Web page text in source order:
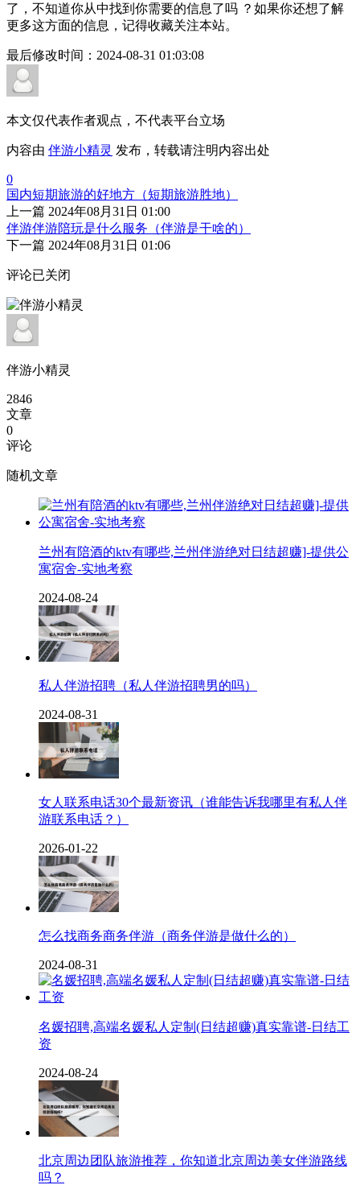
了，不知道你从中找到你需要的信息了吗 ？如果你还想了解
更多这方面的信息，记得收藏关注本站。
最后修改时间： 2024-08-31 01:03:08
本文仅代表作者观点，不代表平台立场
内容由 伴游小精灵 发布，转载请注明内容出处
0
国内短期旅游的好地方（短期旅游胜地）
上一篇 2024年08月31日 01:00
伴游伴游陪玩是什么服务（伴游是干啥的）
下一篇 2024年08月31日 01:06
评论已关闭
伴游小精灵
2846
文章
0
评论
随机文章
兰州有陪酒的ktv有哪些,兰州伴游绝对日结超赚]-提供公
寓宿舍-实地考察
2024-08-24
私人伴游招聘（私人伴游招聘男的吗）
2024-08-31
女人联系电话30个最新资讯（谁能告诉我哪里有私人伴
游联系电话？）
2026-01-22
怎么找商务商务伴游（商务伴游是做什么的）
2024-08-31
名媛招聘,高端名媛私人定制(日结超赚)真实靠谱-日结工
资
2024-08-24
北京周边团队旅游推荐，你知道北京周边美女伴游路线
吗？